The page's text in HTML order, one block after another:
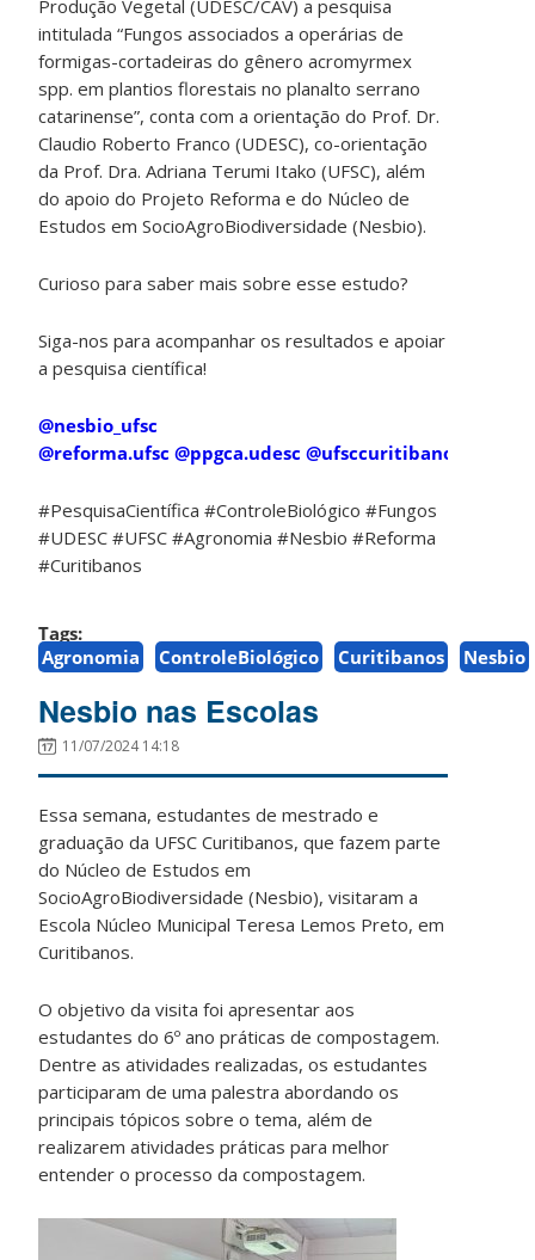
Produção Vegetal (UDESC/CAV) a pesquisa
intitulada “Fungos associados a operárias de
formigas-cortadeiras do gênero acromyrmex
spp. em plantios florestais no planalto serrano
catarinense”, conta com a orientação do Prof. Dr.
Claudio Roberto Franco (UDESC), co-orientação
da Prof. Dra. Adriana Terumi Itako (UFSC), além
do apoio do Projeto Reforma e do Núcleo de
Estudos em SocioAgroBiodiversidade (Nesbio).
Curioso para saber mais sobre esse estudo?
Siga-nos para acompanhar os resultados e apoiar
a pesquisa científica!
@nesbio_ufsc
@reforma.ufsc @ppgca.udesc @ufsccuritibanos
#PesquisaCientífica #ControleBiológico #Fungos
#UDESC #UFSC #Agronomia #Nesbio #Reforma
#Curitibanos
Tags:
Agronomia
ControleBiológico Curitibanos Nesbio
Nesbio nas Escolas
11/07/2024 14:18
Essa semana, estudantes de mestrado e
graduação da UFSC Curitibanos, que fazem parte
do Núcleo de Estudos em
SocioAgroBiodiversidade (Nesbio), visitaram a
Escola Núcleo Municipal Teresa Lemos Preto, em
Curitibanos.
O objetivo da visita foi apresentar aos
estudantes do 6º ano práticas de compostagem.
Dentre as atividades realizadas, os estudantes
participaram de uma palestra abordando os
principais tópicos sobre o tema, além de
realizarem atividades práticas para melhor
entender o processo da compostagem.